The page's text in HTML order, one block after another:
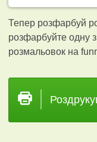
Тепер розфарбуй
розфарбуйте одну
розмальовок на